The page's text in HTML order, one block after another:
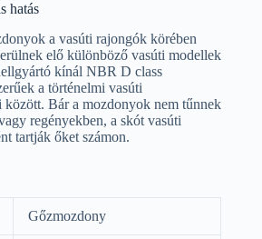
hatás
a vasúti rajongók körében
elő különböző vasúti modellek
kínál NBR D class
a történelmi vasúti
között. Bár a mozdonyok nem tűnnek
regényekben, a skót vasúti
tartják őket számon.
Gőzmozdony